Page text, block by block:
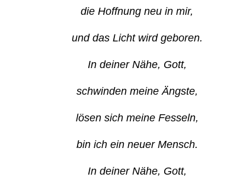
die Hoffnung neu in mir,
und das Licht wird geboren.
In deiner Nähe, Gott,
schwinden meine Ängste,
lösen sich meine Fesseln,
bin ich ein neuer Mensch.
In deiner Nähe, Gott,